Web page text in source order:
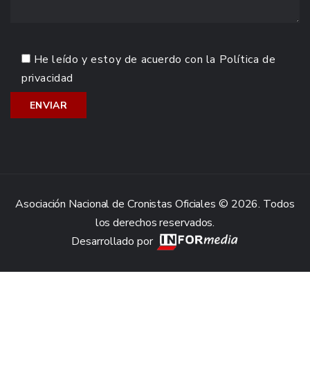
He leído y estoy de acuerdo con la Política de
privacidad
Asociación Nacional de Cronistas Oficiales © 2026. Todos
los derechos reservados.
Desarrollado por